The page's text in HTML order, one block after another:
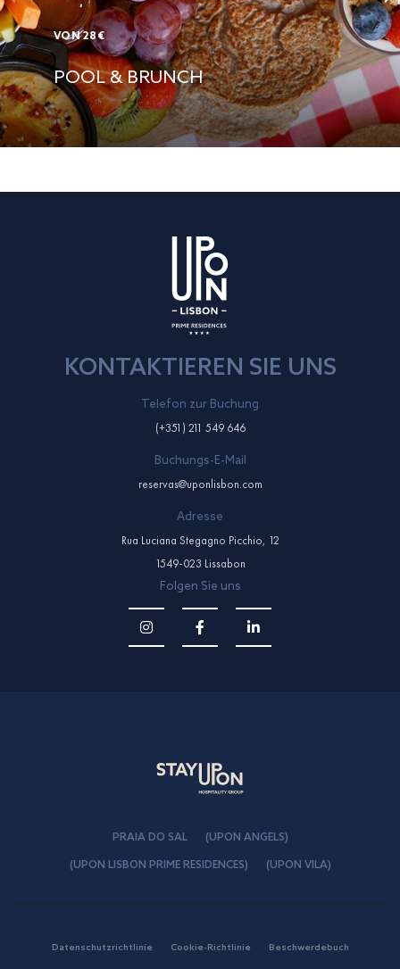
VON 28€
POOL & BRUNCH
KONTAKTIEREN SIE UNS
Telefon zur Buchung
(+351) 211 549 646
Buchungs-E-Mail
reservas@uponlisbon.com
Adresse
Rua Luciana Stegagno Picchio, 12
1549-023 Lissabon
Folgen Sie uns
PRAIA DO SAL (UPON ANGELS)
(UPON LISBON PRIME RESIDENCES) (UPON VILA)
Datenschutzrichtlinie Cookie-Richtlinie Beschwerdebuch